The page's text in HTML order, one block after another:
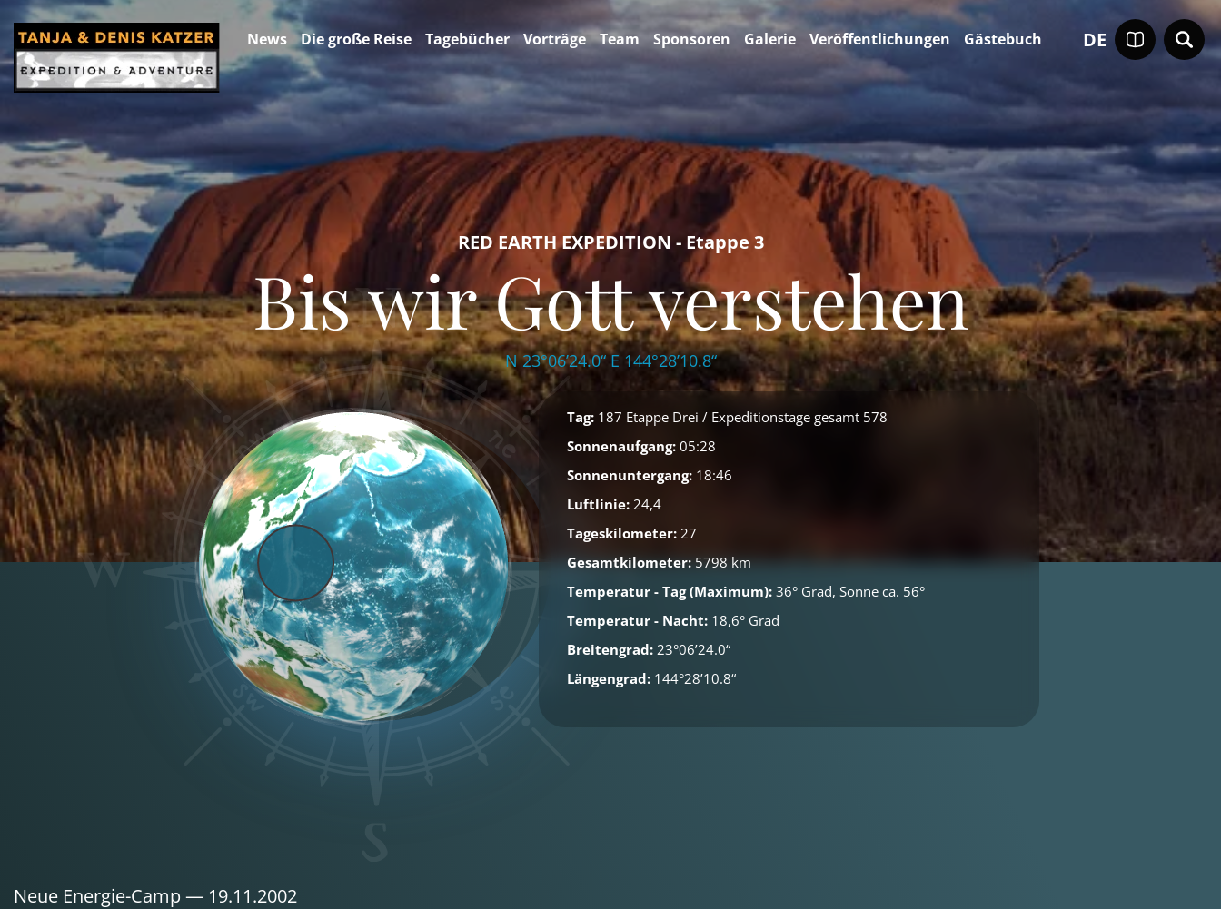
DE
News Die große Reise Tagebücher Vorträge Team Sponsoren Galerie Veröffentlichungen Gästebuch
RED EARTH EXPEDITION - Etappe 3
Bis wir Gott verstehen
N 23°06’24.0“ E 144°28’10.8“
Tag: 187 Etappe Drei / Expeditionstage gesamt 578
Sonnenaufgang: 05:28
Sonnenuntergang: 18:46
Luftlinie: 24,4
Tageskilometer: 27
Gesamtkilometer: 5798 km
Temperatur - Tag (Maximum): 36° Grad, Sonne ca. 56°
Temperatur - Nacht: 18,6° Grad
Breitengrad: 23°06’24.0“
Längengrad: 144°28’10.8“
Neue Energie-Camp — 19.11.2002